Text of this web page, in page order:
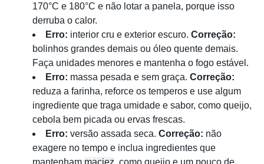
170°C e 180°C e não lotar a panela, porque isso
derruba o calor.
Erro: interior cru e exterior escuro. Correção:
bolinhos grandes demais ou óleo quente demais.
Faça unidades menores e mantenha o fogo estável.
Erro: massa pesada e sem graça. Correção:
reduza a farinha, reforce os temperos e use algum
ingrediente que traga umidade e sabor, como queijo,
cebola bem picada ou ervas frescas.
Erro: versão assada seca. Correção: não
exagere no tempo e inclua ingredientes que
mantenham maciez , como queijo e um pouco de